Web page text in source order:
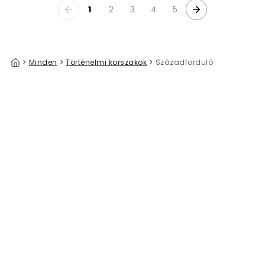
1 2 3 4 5
> Minden > Történelmi korszakok > Századforduló